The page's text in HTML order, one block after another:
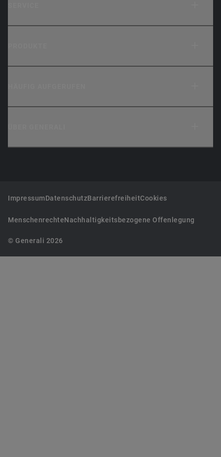
ImpressumDatenschutzBarrierefreiheitCookies
MenschenrechteNachhaltigkeitsbezogene Offenlegung
© Generali 2026